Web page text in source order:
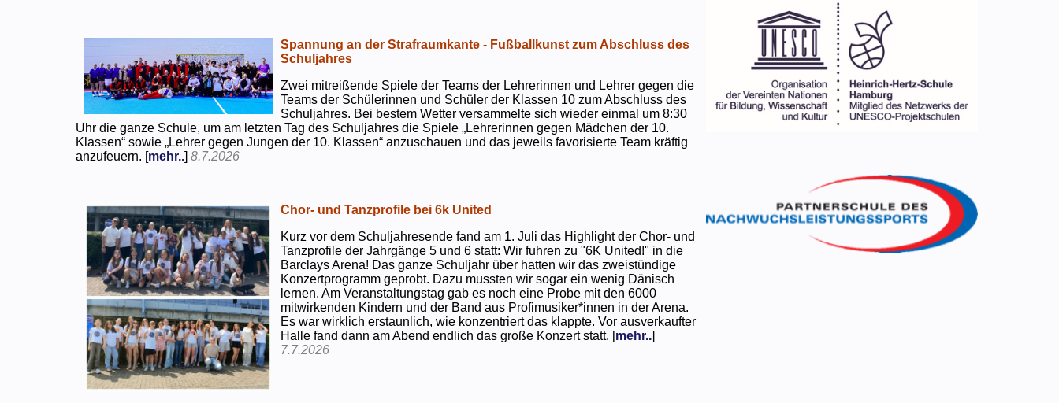
Spannung an der Strafraumkante - Fußballkunst zum Abschluss des
Schuljahres
Zwei mitreißende Spiele der Teams der Lehrerinnen und Lehrer gegen die
Teams der Schülerinnen und Schüler der Klassen 10 zum Abschluss des
Schuljahres. Bei bestem Wetter versammelte sich wieder einmal um 8:30
Uhr die ganze Schule, um am letzten Tag des Schuljahres die Spiele „Lehrerinnen gegen Mädchen der 10.
Klassen“ sowie „Lehrer gegen Jungen der 10. Klassen“ anzuschauen und das jeweils favorisierte Team kräftig
anzufeuern. [mehr..]8.7.2026
Chor- und Tanzprofile bei 6k United
Kurz vor dem Schuljahresende fand am 1. Juli das Highlight der Chor- und
Tanzprofile der Jahrgänge 5 und 6 statt: Wir fuhren zu "6K United!" in die
Barclays Arena! Das ganze Schuljahr über hatten wir das zweistündige
Konzertprogramm geprobt. Dazu mussten wir sogar ein wenig Dänisch
lernen. Am Veranstaltungstag gab es noch eine Probe mit den 6000
mitwirkenden Kindern und der Band aus Profimusiker*innen in der Arena.
Es war wirklich erstaunlich, wie konzentriert das klappte. Vor ausverkaufter
Halle fand dann am Abend endlich das große Konzert statt. [mehr..]
7.7.2026